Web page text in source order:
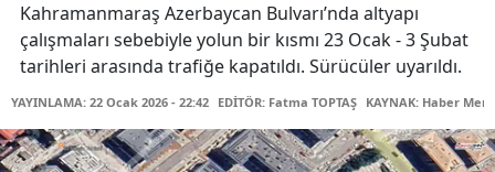
Kahramanmaraş Azerbaycan Bulvarı’nda altyapı
çalışmaları sebebiyle yolun bir kısmı 23 Ocak - 3 Şubat
tarihleri arasında trafiğe kapatıldı. Sürücüler uyarıldı.
YAYINLAMA: 22 Ocak 2026 - 22:42 EDİTÖR: Fatma TOPTAŞ KAYNAK: Haber